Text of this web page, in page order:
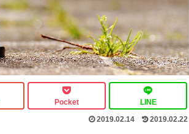
Pocket
LINE
2019.02.14
2019.02.22